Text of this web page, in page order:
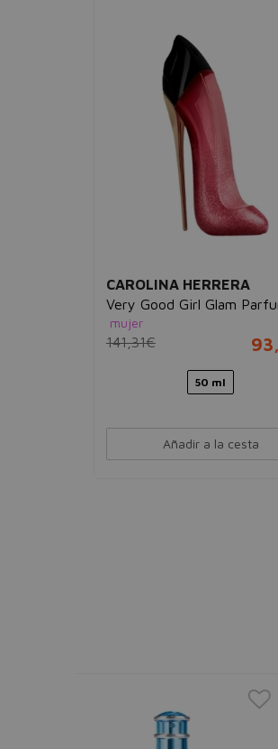
CAROLINA HERRERA
Very Good Girl Glam
mujer
141,31€
50 ml
Añadir a la cesta